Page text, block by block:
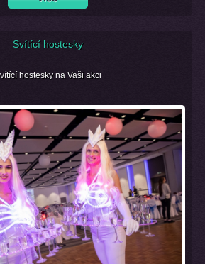
Svítící hostesky
hostesky na Vaši akci